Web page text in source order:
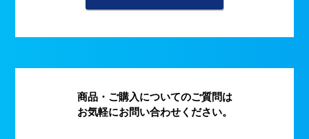
商品・ご購入についてのご質問は
お気軽にお問い合わせください。